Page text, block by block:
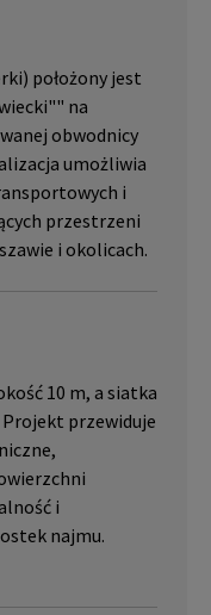
położony jest
na
obwodnicy
umożliwia
i
przestrzeni
i okolicach.
10 m, a siatka
Projekt przewiduje
i
najmu.